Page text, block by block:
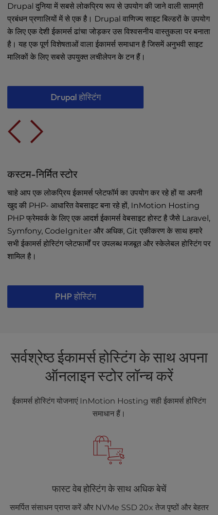
Drupal दुनिया में सबसे लोकप्रिय रूप से उपयोग की जाने वाली सामग्री
प्रबंधन प्रणालियों में से एक है। Drupal वाणिज्य साइट बिल्डरों के उपयोग
के लिए एक देशी ईकामर्स ढांचा जोड़कर उस विश्वसनीय वास्तुकला पर बनाता
है। यह एक पूर्ण विशेषताओं वाला ईकामर्स समाधान है जिसमें अनुभवी साइट
मालिकों के लिए सबसे उपयुक्त लचीलेपन के टन हैं।
Drupal होस्टिंग
कस्टम-निर्मित स्टोर
चाहे आप एक लोकप्रिय ईकामर्स प्लेटफॉर्म का उपयोग कर रहे हों या अपनी
खुद की PHP- आधारित वेबसाइट बना रहे हों, InMotion Hosting
PHP फ्रेमवर्क के लिए एक आदर्श ईकामर्स वेबसाइट होस्ट है जैसे Laravel,
Symfony, CodeIgniter और अधिक, Git एकीकरण के साथ हमारे
सभी ईकामर्स होस्टिंग प्लेटफार्मों पर उपलब्ध मजबूत और स्केलेबल होस्टिंग पर
शामिल है।
PHP होस्टिंग
सर्वश्रेष्ठ ईकामर्स होस्टिंग के साथ अपना
ऑनलाइन स्टोर लॉन्च करें
ईकामर्स होस्टिंग योजनाएं InMotion Hosting सही ईकामर्स होस्टिंग
समाधान हैं।
फास्ट वेब होस्टिंग के साथ अधिक बेचें
समर्पित संसाधन प्राप्त करें और NVMe SSD 20x तेज पृष्ठों और बेहतर